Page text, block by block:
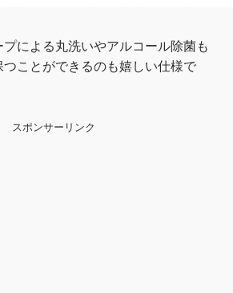
による丸洗いやアルコール除菌も
ことができるのも嬉しい仕様で
スポンサーリンク